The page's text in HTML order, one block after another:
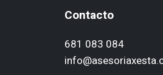
Contacto
681 083 084